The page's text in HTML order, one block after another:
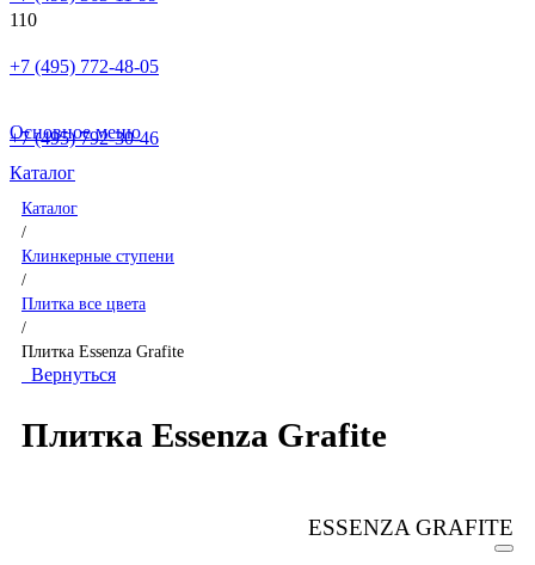
+7 (495) 772-48-05
+7 (495) 792-30-46
Основное меню
Каталог
Каталог
/
Клинкерные ступени
/
Плитка все цвета
/
Плитка Essenza Grafite
Вернуться
Плитка Essenza Grafite
ESSENZA GRAFITE